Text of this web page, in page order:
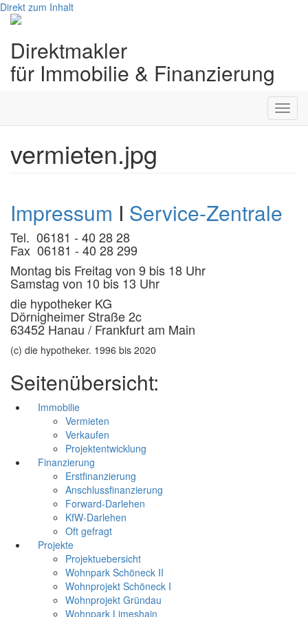
Direkt zum Inhalt
Direktmakler
für Immobilie & Finanzierung
vermieten.jpg
Impressum I Service-Zentrale
Tel. 06181 - 40 28 28
Fax 06181 - 40 28 299
Montag bis Freitag von 9 bis 18 Uhr
Samstag von 10 bis 13 Uhr
die hypotheker KG
Dörnigheimer Straße 2c
63452 Hanau / Frankfurt am Main
(c) die hypotheker. 1996 bis 2020
Seitenübersicht:
Immobilie
Vermieten
Verkaufen
Projektentwicklung
Finanzierung
Erstfinanzierung
Anschlussfinanzierung
Forward-Darlehen
KfW-Darlehen
Oft gefragt
Projekte
Projektuebersicht
Wohnpark Schöneck II
Wohnprojekt Schöneck I
Wohnprojekt Gründau
Wohnpark Limeshain